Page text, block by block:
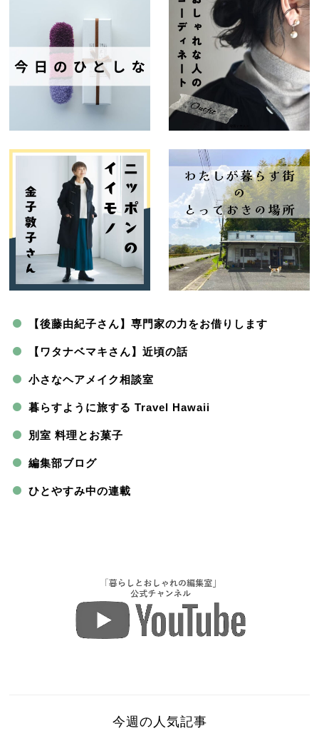
【後藤由紀子さん】専門家の力をお借りします
【ワタナベマキさん】近頃の話
小さなヘアメイク相談室
暮らすように旅する Travel Hawaii
別室 料理とお菓子
編集部ブログ
ひとやすみ中の連載
今週の人気記事